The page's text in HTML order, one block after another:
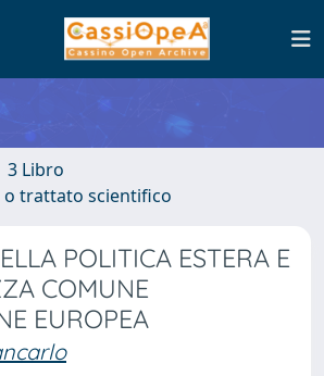
3 Libro
trattato scientifico
POLITICA ESTERA E
COMUNE
EUROPEA